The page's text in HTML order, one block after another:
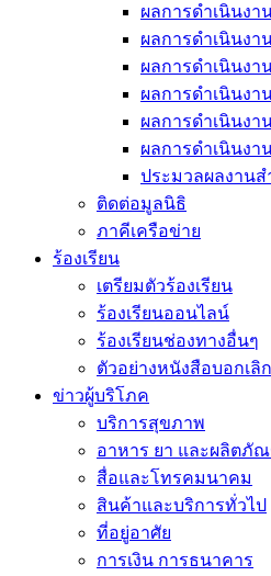
ผลการดำเนินงา
ผลการดำเนินงา
ผลการดำเนินงา
ผลการดำเนินงา
ผลการดำเนินงา
ผลการดำเนินงา
ประมวลผลงานส
ติดต่อมูลนิธิ
ภาคีเครือข่าย
ร้องเรียน
เตรียมตัวร้องเรียน
ร้องเรียนออนไลน์
ร้องเรียนช่องทางอื่นๆ
ตัวอย่างหนังสือบอกเ
ข่าวผู้บริโภค
บริการสุขภาพ
อาหาร ยา และผลิตภั
สื่อและโทรคมนาคม
สินค้าและบริการทั่วไป
ที่อยู่อาศัย
การเงิน การธนาคาร